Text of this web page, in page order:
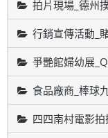
拍片現場_德州
行銷宣傳活動_
爭艷館婦幼展
食品廠商_棒球
四四南村電影